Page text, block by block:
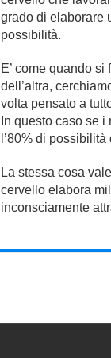
grado di elaborare
possibilità.
E’ come quando si
dell’altra,
volta pensato a
In questo caso se
l’80% di
La stessa cosa
cervello elabora
inconsciamente